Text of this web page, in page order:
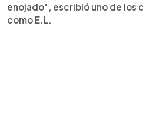
enojado", escribió uno de los
como E.L.